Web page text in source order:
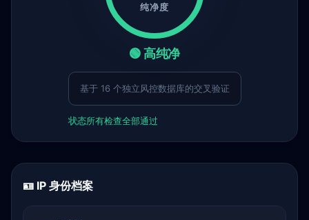
纯净度
🟢 高纯净
基于 16 个独立风控数据库的交叉验证
状态所有检查全部通过
🪪 IP 身份档案